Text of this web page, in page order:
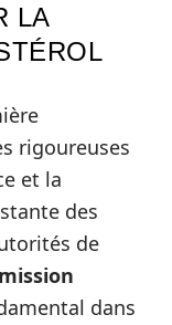
LA
rigoureuses
et la
des
de
dans